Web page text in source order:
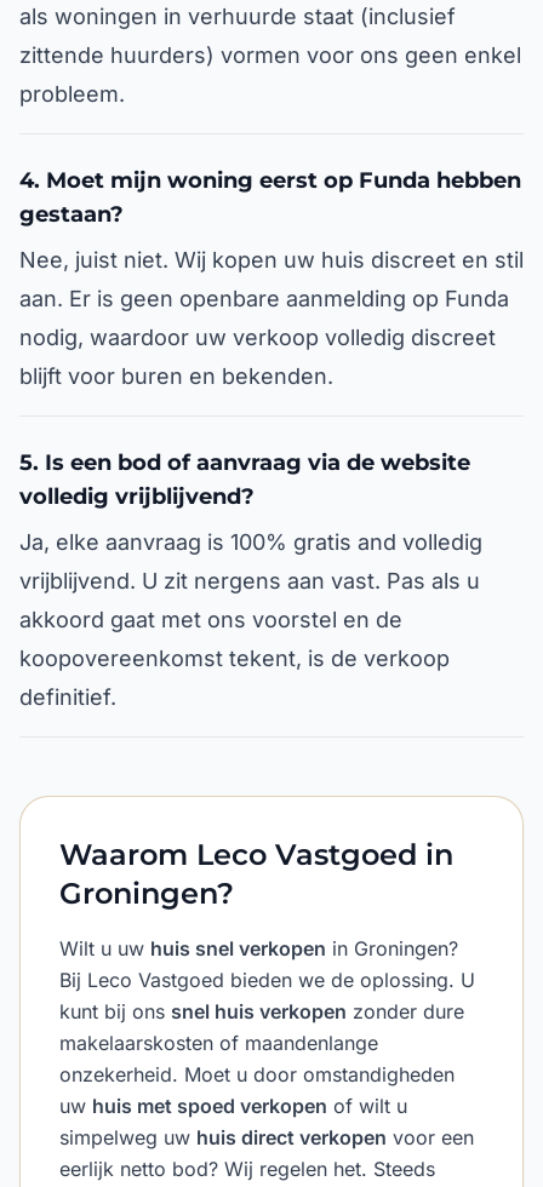
als woningen in verhuurde staat (inclusief
zittende huurders) vormen voor ons geen enkel
probleem.
4. Moet mijn woning eerst op Funda hebben
gestaan?
Nee, juist niet. Wij kopen uw huis discreet en stil
aan. Er is geen openbare aanmelding op Funda
nodig, waardoor uw verkoop volledig discreet
blijft voor buren en bekenden.
5. Is een bod of aanvraag via de website
volledig vrijblijvend?
Ja, elke aanvraag is 100% gratis and volledig
vrijblijvend. U zit nergens aan vast. Pas als u
akkoord gaat met ons voorstel en de
koopovereenkomst tekent, is de verkoop
definitief.
Waarom Leco Vastgoed in
Groningen?
Wilt u uw huis snel verkopen in Groningen?
Bij Leco Vastgoed bieden we de oplossing. U
kunt bij ons snel huis verkopen zonder dure
makelaarskosten of maandenlange
onzekerheid. Moet u door omstandigheden
uw huis met spoed verkopen of wilt u
simpelweg uw huis direct verkopen voor een
eerlijk netto bod? Wij regelen het. Steeds